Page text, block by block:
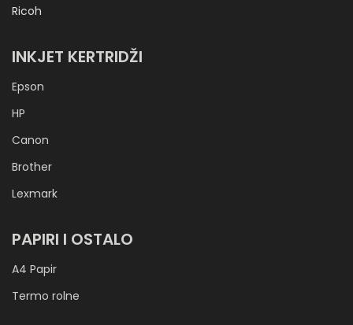
Ricoh
INKJET KERTRIDŽI
Epson
HP
Canon
Brother
Lexmark
PAPIRI I OSTALO
A4 Papir
Termo rolne